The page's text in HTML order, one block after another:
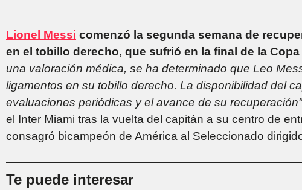
Lionel Messi comenzó la segunda semana de
en el tobillo derecho, que sufrió en la final de la
una valoración médica, se ha determinado que Leo
ligamentos en su tobillo derecho. La disponibilidad del
evaluaciones periódicas y el avance de su recuperación"
el Inter Miami tras la vuelta del capitán a su centro de
consagró bicampeón de América al Seleccionado
Te puede interesar